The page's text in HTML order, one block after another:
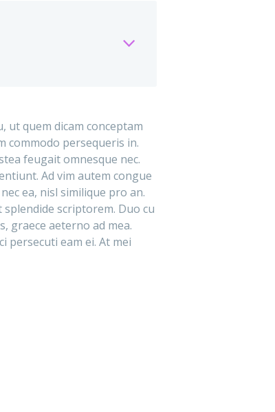
ut quem dicam conceptam
commodo persequeris in.
feugait omnesque nec.
Ad vim autem congue
ea, nisl similique pro an.
scriptorem. Duo cu
graece aeterno ad mea.
persecuti eam ei. At mei